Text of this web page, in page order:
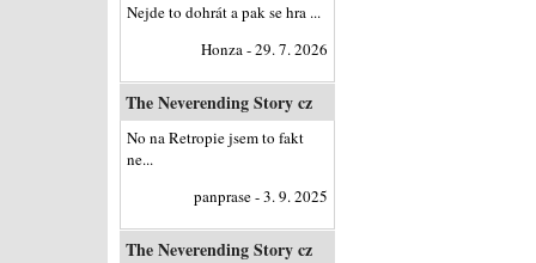
Nejde to dohrát a pak se hra ...
Honza - 29. 7. 2026
The Neverending Story cz
No na Retropie jsem to fakt
ne...
panprase - 3. 9. 2025
The Neverending Story cz